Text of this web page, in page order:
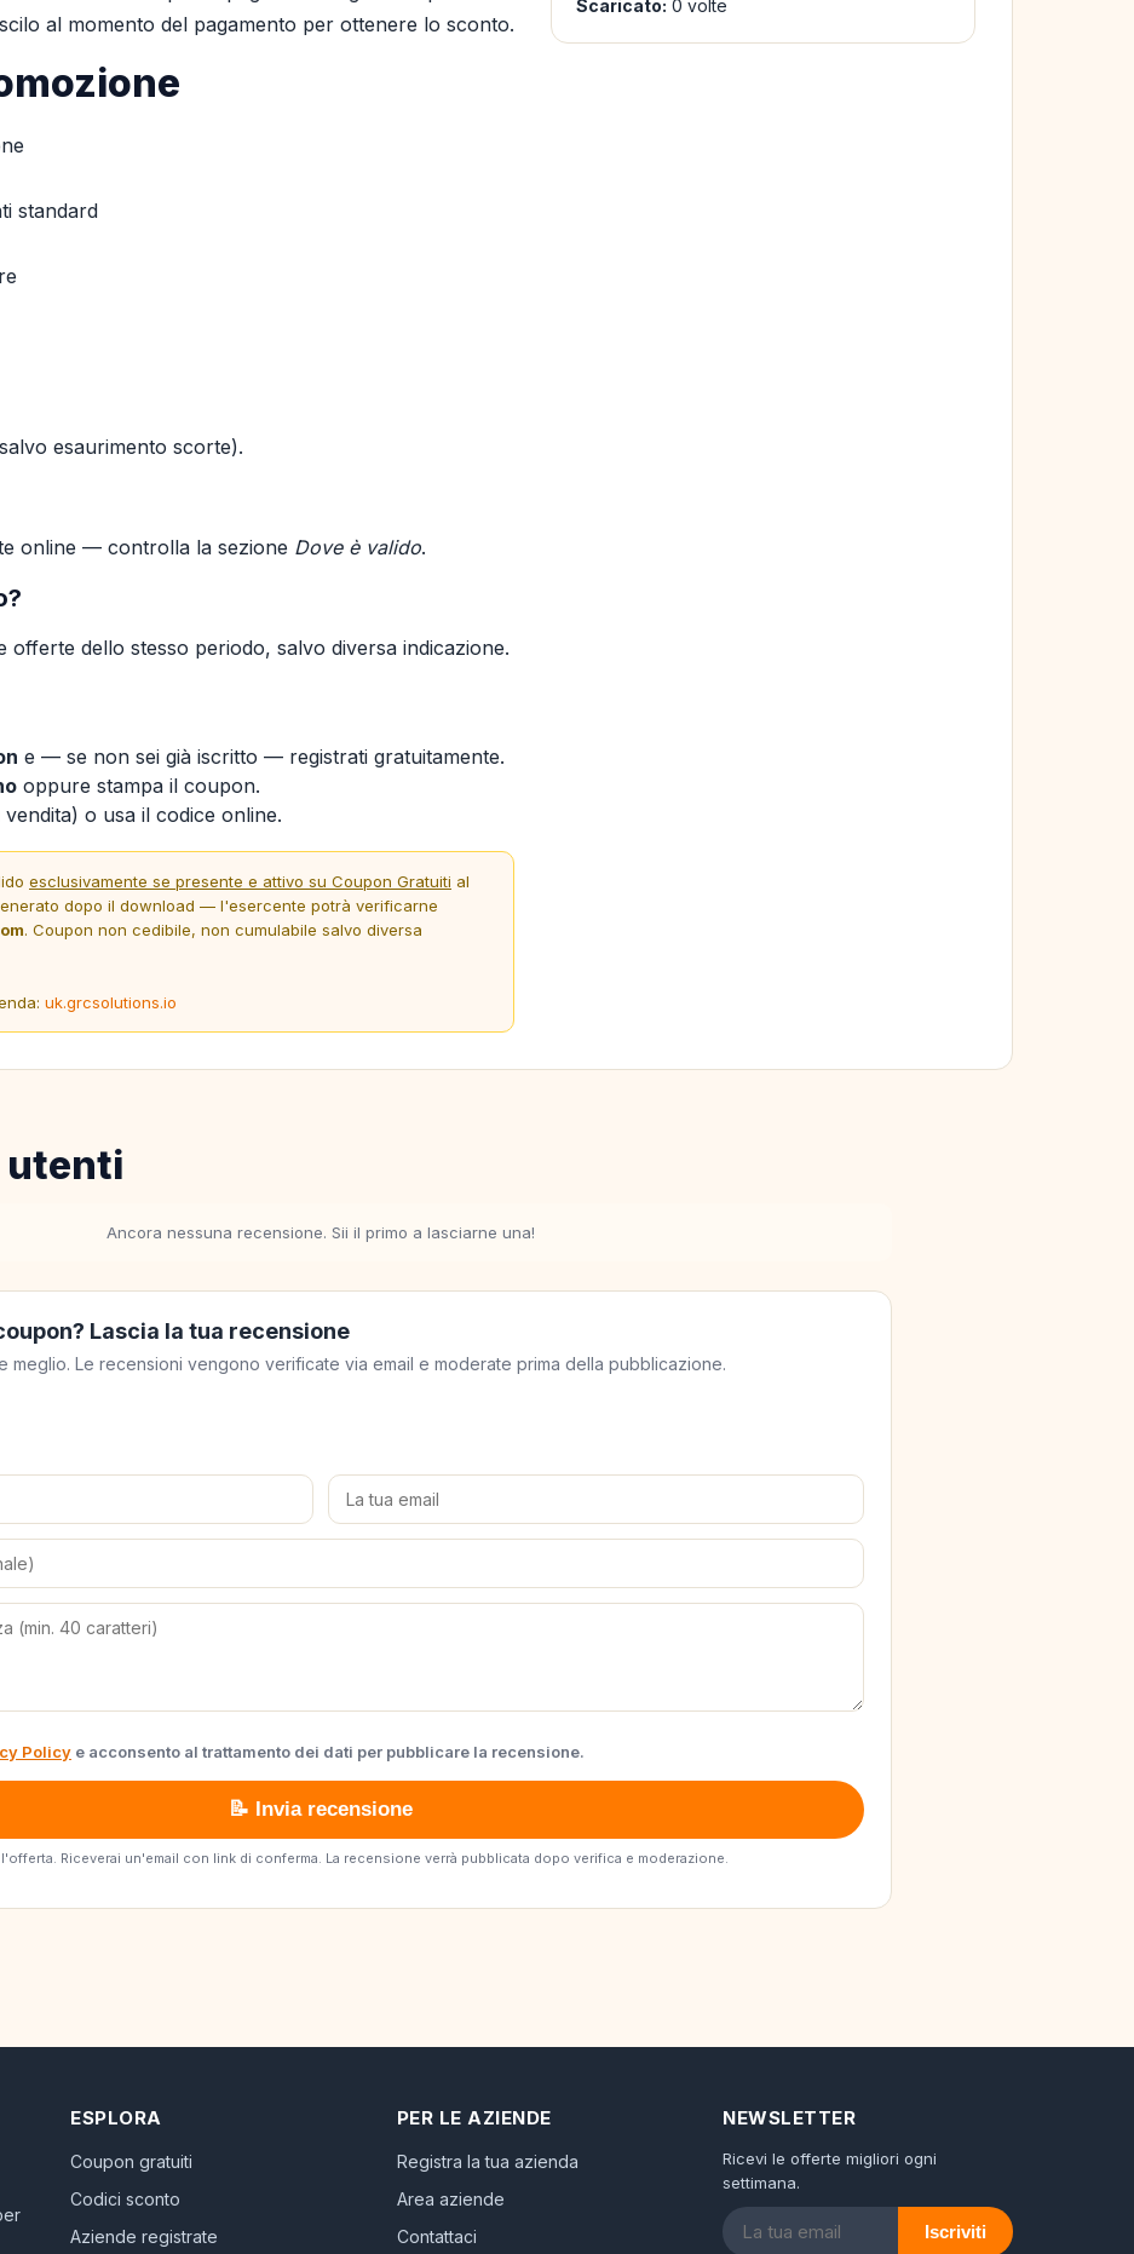
al momento del pagamento per ottenere lo sconto.
standard
esaurimento scorte).
online — controlla la sezione Dove è valido.
dello stesso periodo, salvo diversa indicazione.
e — se non sei già iscritto — registrati gratuitamente.
oppure stampa il coupon.
o usa il codice online.
esclusivamente se presente e attivo su Coupon Gratuiti al
dopo il download — l'esercente potrà verificarne
. Coupon non cedibile, non cumulabile salvo diversa
uk.grcsolutions.io
Scaricato: 0 volte
utenti
Ancora nessuna recensione. Sii il primo a lasciarne una!
Lascia la tua recensione
meglio. Le recensioni vengono verificate via email e moderate prima della pubblicazione.
Policy e acconsento al trattamento dei dati per pubblicare la recensione.
📝 Invia recensione
Riceverai un'email con link di conferma. La recensione verrà pubblicata dopo verifica e moderazione.
ESPLORA
Coupon gratuiti
Codici sconto
Aziende registrate
PER LE AZIENDE
Registra la tua azienda
Area aziende
Contattaci
NEWSLETTER
Ricevi le offerte migliori ogni
settimana.
Iscriviti